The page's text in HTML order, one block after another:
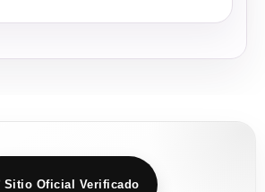
Sitio Oficial Verificado